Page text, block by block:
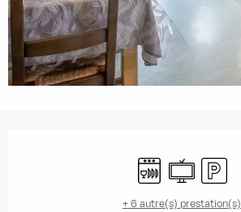
Lave vaisselle
Télévision
Parking
+ 6 autre(s) prestation(s)